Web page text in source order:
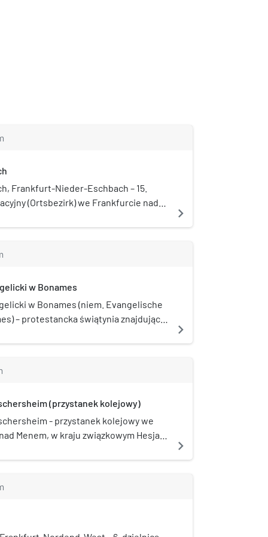
Frankfurt-Nieder-Eschbach – 15.
(Ortsbezirk) we Frankfurcie nad
(31 grudnia 2013) i ma powierzchnię
navigate_next
w Bonames
w Bonames (niem. Evangelische
– protestancka świątynia znajdująca
navigate_next
(przystanek kolejowy)
- przystanek kolejowy we
Menem, w kraju związkowym Hesja,
Bahn posiada kategorię 4.
navigate_next